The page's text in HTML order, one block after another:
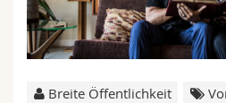
Math.-Nat. und Med. Fak.
Interfakultär
Mitarbeitende
Doktorierende
Webmail
Vorlesungsverzeichnis
Breite Öffentlichkeit